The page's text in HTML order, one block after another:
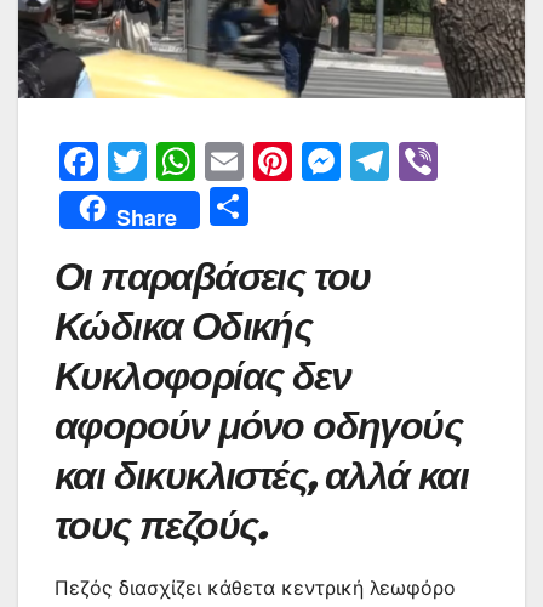
F
a
c
e
b
o
o
k
T
w
itt
er
W
h
at
s
A
p
p
E
m
ai
l
Pi
e
st
M
s
g
er
T
Share
ρ
α
σ
τε
ίτ
ε
Οι παραβάσεις του
Κώδικα Οδικής
Κυκλοφορίας δεν
αφορούν μόνο οδηγούς
και δικυκλιστές, αλλά και
τους πεζούς.
Πεζός διασχίζει κάθετα κεντρική λεωφόρο